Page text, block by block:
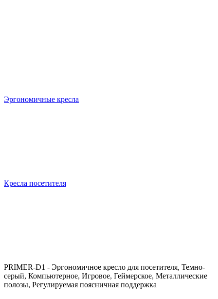
Эргономичные кресла
Кресла посетителя
PRIMER-D1 - Эргономичное кресло для посетителя, Темно-
серый, Компьютерное, Игровое, Геймерское, Металлические
полозы, Регулируемая поясничная поддержка